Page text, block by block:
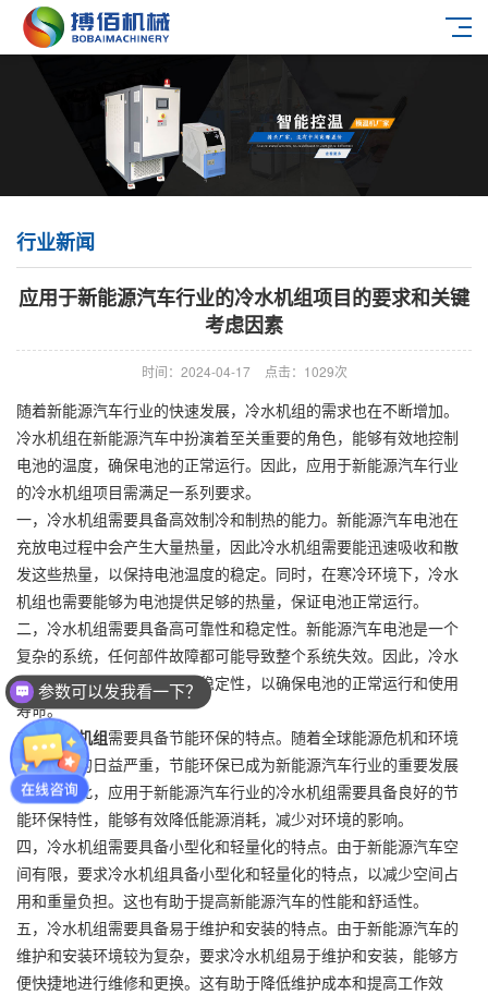
行业新闻
应用于新能源汽车行业的冷水机组项目的要求和关键
考虑因素
时间：2024-04-17 点击：1029次
随着新能源汽车行业的快速发展，冷水机组的需求也在不断增加。
冷水机组在新能源汽车中扮演着至关重要的角色，能够有效地控制
电池的温度，确保电池的正常运行。因此，应用于新能源汽车行业
的冷水机组项目需满足一系列要求。
一，冷水机组需要具备高效制冷和制热的能力。新能源汽车电池在
充放电过程中会产生大量热量，因此冷水机组需要能迅速吸收和散
发这些热量，以保持电池温度的稳定。同时，在寒冷环境下，冷水
机组也需要能够为电池提供足够的热量，保证电池正常运行。
二，冷水机组需要具备高可靠性和稳定性。新能源汽车电池是一个
复杂的系统，任何部件故障都可能导致整个系统失效。因此，冷水
机组必须具备高度可靠性和稳定性，以确保电池的正常运行和使用
寿命。
三，冷水机组需要具备节能环保的特点。随着全球能源危机和环境
污染问题的日益严重，节能环保已成为新能源汽车行业的重要发展
方向。因此，应用于新能源汽车行业的冷水机组需要具备良好的节
能环保特性，能够有效降低能源消耗，减少对环境的影响。
四，冷水机组需要具备小型化和轻量化的特点。由于新能源汽车空
间有限，要求冷水机组具备小型化和轻量化的特点，以减少空间占
用和重量负担。这也有助于提高新能源汽车的性能和舒适性。
五，冷水机组需要具备易于维护和安装的特点。由于新能源汽车的
维护和安装环境较为复杂，要求冷水机组易于维护和安装，能够方
便快捷地进行维修和更换。这有助于降低维护成本和提高工作效
参数可以发我看一下？